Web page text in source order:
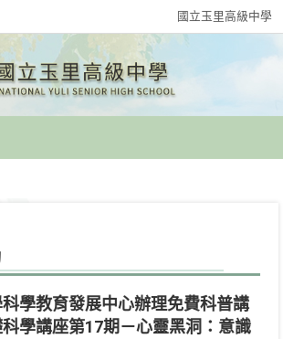
國立玉里高級中學
學教育發展中心辦理免費科普講
學講座第17期－心靈黑洞：意識